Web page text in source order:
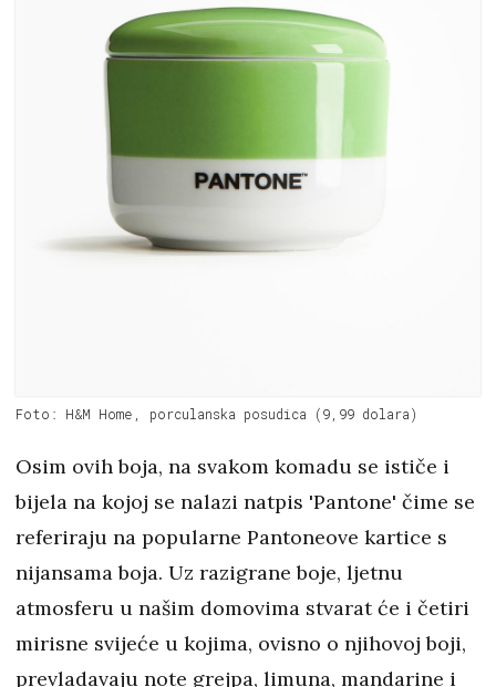
Foto: H&M Home, porculanska posudica (9,99 dolara)
Osim ovih boja, na svakom komadu se ističe i
bijela na kojoj se nalazi natpis 'Pantone' čime se
referiraju na popularne Pantoneove kartice s
nijansama boja. Uz razigrane boje, ljetnu
atmosferu u našim domovima stvarat će i četiri
mirisne svijeće u kojima, ovisno o njihovoj boji,
prevladavaju note grejpa, limuna, mandarine i